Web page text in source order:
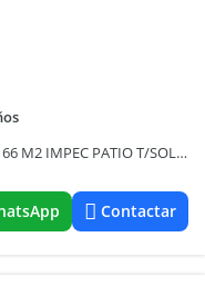
GOBERNADOR IRIGOYEN AL 400 - FRENTE 66 M2 IMPEC PATIO T/SOL APTO PROFESIONAL
Contactar